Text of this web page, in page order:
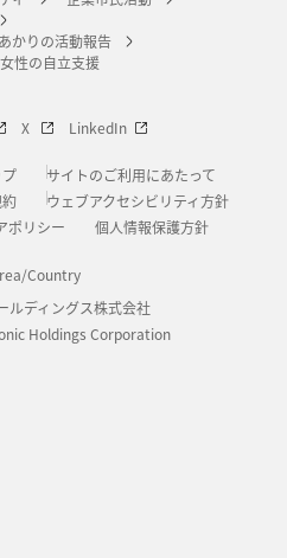
かりの活動報告
性の自立支援
X LinkedIn
サイトのご利用にあたって
ウェブアクセシビリティ方針
ポリシー
個人情報保護方針
Country
ルディングス株式会社
Holdings Corporation